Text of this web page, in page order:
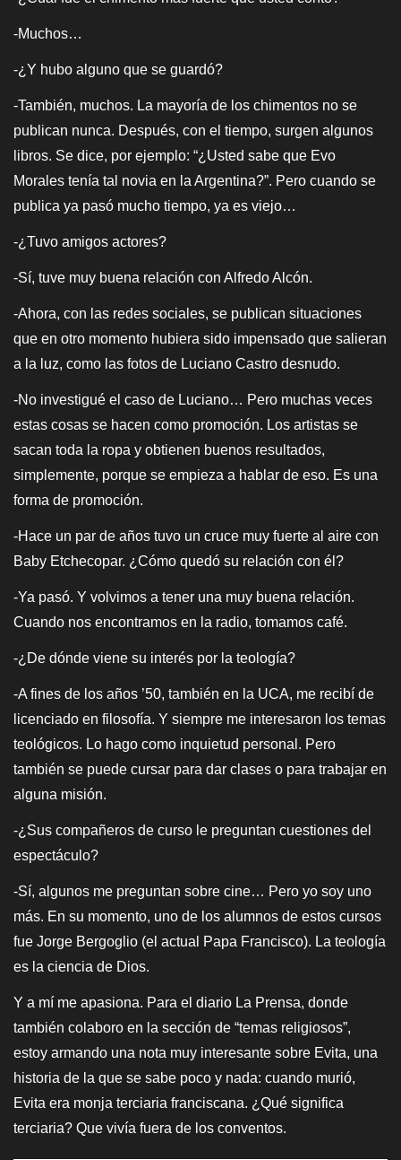
-Muchos…
-¿Y hubo alguno que se guardó?
-También, muchos. La mayoría de los chimentos no se
publican nunca. Después, con el tiempo, surgen algunos
libros. Se dice, por ejemplo: “¿Usted sabe que Evo
Morales tenía tal novia en la Argentina?”. Pero cuando se
publica ya pasó mucho tiempo, ya es viejo…
-¿Tuvo amigos actores?
-Sí, tuve muy buena relación con Alfredo Alcón.
-Ahora, con las redes sociales, se publican situaciones
que en otro momento hubiera sido impensado que salieran
a la luz, como las fotos de Luciano Castro desnudo.
-No investigué el caso de Luciano… Pero muchas veces
estas cosas se hacen como promoción. Los artistas se
sacan toda la ropa y obtienen buenos resultados,
simplemente, porque se empieza a hablar de eso. Es una
forma de promoción.
-Hace un par de años tuvo un cruce muy fuerte al aire con
Baby Etchecopar. ¿Cómo quedó su relación con él?
-Ya pasó. Y volvimos a tener una muy buena relación.
Cuando nos encontramos en la radio, tomamos café.
-¿De dónde viene su interés por la teología?
-A fines de los años ’50, también en la UCA, me recibí de
licenciado en filosofía. Y siempre me interesaron los temas
teológicos. Lo hago como inquietud personal. Pero
también se puede cursar para dar clases o para trabajar en
alguna misión.
-¿Sus compañeros de curso le preguntan cuestiones del
espectáculo?
-Sí, algunos me preguntan sobre cine… Pero yo soy uno
más. En su momento, uno de los alumnos de estos cursos
fue Jorge Bergoglio (el actual Papa Francisco). La teología
es la ciencia de Dios.
Y a mí me apasiona. Para el diario La Prensa, donde
también colaboro en la sección de “temas religiosos”,
estoy armando una nota muy interesante sobre Evita, una
historia de la que se sabe poco y nada: cuando murió,
Evita era monja terciaria franciscana. ¿Qué significa
terciaria? Que vivía fuera de los conventos.